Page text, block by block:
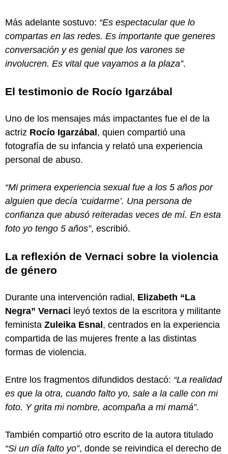
Más adelante sostuvo: “Es espectacular que lo
compartas en las redes. Es importante que generes
conversación y es genial que los varones se
involucren. Es vital que vayamos a la plaza”.
El testimonio de Rocío Igarzábal
Uno de los mensajes más impactantes fue el de la
actriz Rocío Igarzábal, quien compartió una
fotografía de su infancia y relató una experiencia
personal de abuso.
“Mi primera experiencia sexual fue a los 5 años por
alguien que decía ‘cuidarme’. Una persona de
confianza que abusó reiteradas veces de mí. En esta
foto yo tengo 5 años”, escribió.
La reflexión de Vernaci sobre la violencia
de género
Durante una intervención radial, Elizabeth “La
Negra” Vernaci leyó textos de la escritora y militante
feminista Zuleika Esnal, centrados en la experiencia
compartida de las mujeres frente a las distintas
formas de violencia.
Entre los fragmentos difundidos destacó: “La realidad
es que la otra, cuando falto yo, sale a la calle con mi
foto. Y grita mi nombre, acompaña a mi mamá”.
También compartió otro escrito de la autora titulado
“Si un día falto yo”, donde se reivindica el derecho de